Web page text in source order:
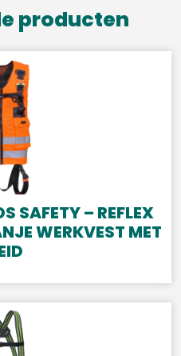
producten
SAFETY – REFLEX
WERKVEST MET